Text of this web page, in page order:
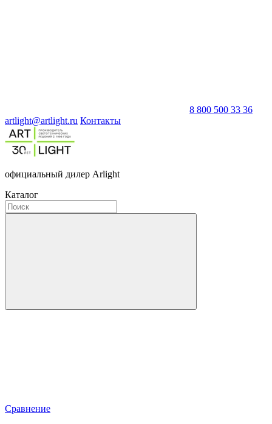
8 800 500 33 36
artlight@artlight.ru Контакты
официальный дилер Arlight
Каталог
Сравнение